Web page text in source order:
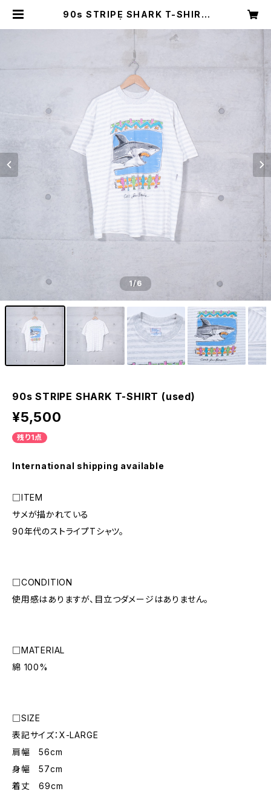
90s STRIPE SHARK T-SHIRT
1/6
90s STRIPE SHARK T-SHIRT (used)
¥5,500
残り1点
International shipping available
□ITEM
サメが描かれている
90年代のストライプTシャツ。
□CONDITION
使用感はありますが、目立つダメージはありません。
□MATERIAL
綿 100%
□SIZE
表記サイズ：X-LARGE
肩幅 56cm
身幅 57cm
着丈 69cm